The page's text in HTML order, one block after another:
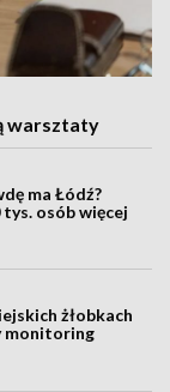
warsztaty
ma Łódź?
osób więcej
żłobkach
monitoring